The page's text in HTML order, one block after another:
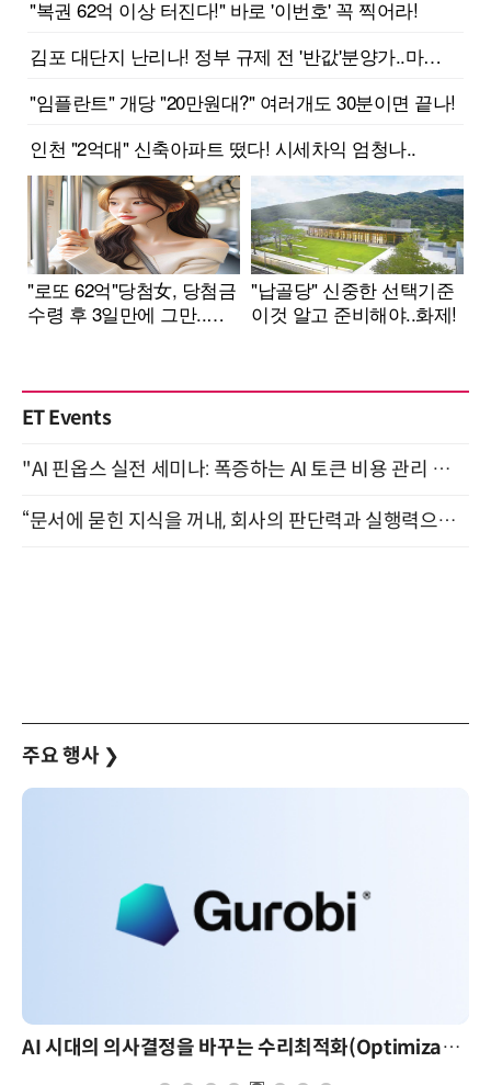
ET Events
"AI 핀옵스 실전 세미나: 폭증하는 AI 토큰 비용 관리 전략" 8월 21일 개최
“문서에 묻힌 지식을 꺼내, 회사의 판단력과 실행력으로 바꾸다” (8/20)
주요 행사 ❯
AI 시대의 의사결정을 바꾸는 수리최적화(Optimization): 실제 산업 적용 사례와 활용 전략 AI 핀옵스 실전 세미나: 폭증하는 AI 토큰